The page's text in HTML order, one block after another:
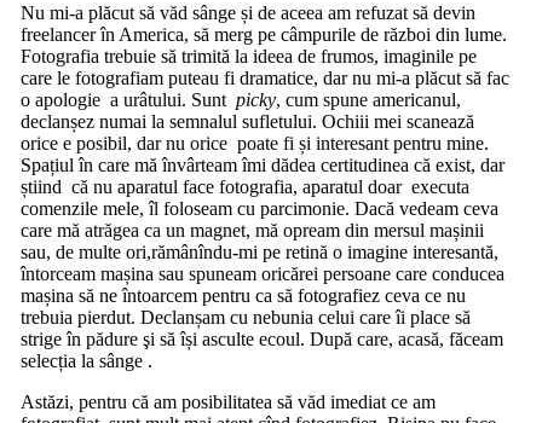
Nu mi-a plăcut să văd sânge și de aceea am refuzat să devin
freelancer în America, să merg pe câmpurile de război din lume.
Fotografia trebuie să trimită la ideea de frumos, imaginile pe
care le fotografiam puteau fi dramatice, dar nu mi-a plăcut să fac
o apologie a urâtului. Sunt picky, cum spune americanul,
declanșez numai la semnalul sufletului. Ochiii mei scanează
orice e posibil, dar nu orice poate fi și interesant pentru mine.
Spațiul în care mă învârteam îmi dădea certitudinea că exist, dar
știind că nu aparatul face fotografia, aparatul doar executa
comenzile mele, îl foloseam cu parcimonie. Dacă vedeam ceva
care mă atrăgea ca un magnet, mă opream din mersul mașinii
sau, de multe ori,rămânîndu-mi pe retină o imagine interesantă,
întorceam mașina sau spuneam oricărei persoane care conducea
mașina să ne întoarcem pentru ca să fotografiez ceva ce nu
trebuia pierdut. Declanșam cu nebunia celui care îi place să
strige în pădure şi să își asculte ecoul. După care, acasă, făceam
selecția la sânge .
Astăzi, pentru că am posibilitatea să văd imediat ce am